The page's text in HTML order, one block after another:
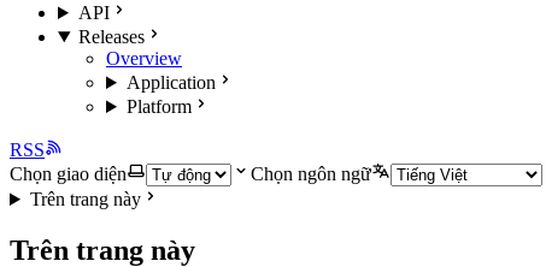
API
Releases
Overview
Application
Platform
RSS
Chọn giao diện
Chọn ngôn ngữ
Trên trang này
Trên trang này